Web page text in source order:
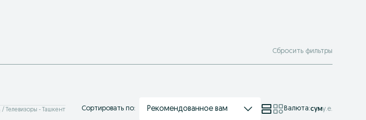
Сбросить фильтры
Телевизоры - Ташкент Сортировать по: Рекомендованное вам Валюта:суму.е.